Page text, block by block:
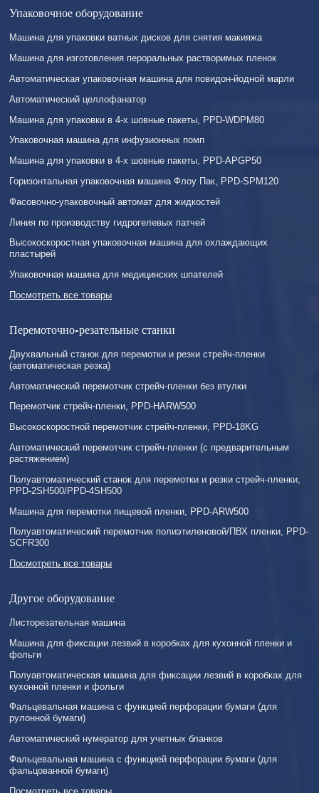
Упаковочное оборудование
Машина для упаковки ватных дисков для снятия макияжа
Машина для изготовления пероральных растворимых пленок
Автоматическая упаковочная машина для повидон-йодной марли
Автоматический целлофанатор
Машина для упаковки в 4-х шовные пакеты, PPD-WDPM80
Упаковочная машина для инфузионных помп
Машина для упаковки в 4-х шовные пакеты, PPD-APGP50
Горизонтальная упаковочная машина Флоу Пак, PPD-SPM120
Фасовочно-упаковочный автомат для жидкостей
Линия по производству гидрогелевых патчей
Высокоскоростная упаковочная машина для охлаждающих
пластырей
Упаковочная машина для медицинских шпателей
Посмотреть все товары
Перемоточно-резательные станки
Двухвальный станок для перемотки и резки стрейч-пленки
(автоматическая резка)
Автоматический перемотчик стрейч-пленки без втулки
Перемотчик стрейч-пленки, PPD-HARW500
Высокоскоростной перемотчик стрейч-пленки, PPD-18KG
Автоматический перемотчик стрейч-пленки (с предварительным
растяжением)
Полуавтоматический станок для перемотки и резки стрейч-пленки,
PPD-2SH500/PPD-4SH500
Машина для перемотки пищевой пленки, PPD-ARW500
Полуавтоматический перемотчик полиэтиленовой/ПВХ пленки, PPD-
SCFR300
Посмотреть все товары
Другое оборудование
Листорезательная машина
Машина для фиксации лезвий в коробках для кухонной пленки и
фольги
Полуавтоматическая машина для фиксации лезвий в коробках для
кухонной пленки и фольги
Фальцевальная машина с функцией перфорации бумаги (для
рулонной бумаги)
Автоматический нумератор для учетных бланков
Фальцевальная машина с функцией перфорации бумаги (для
фальцованной бумаги)